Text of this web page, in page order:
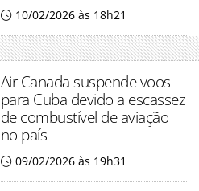
10/02/2026 às 18h21
Air Canada suspende voos
para Cuba devido a escassez
de combustível de aviação
no país
09/02/2026 às 19h31